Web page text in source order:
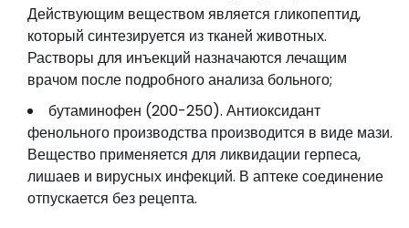
Действующим веществом является гликопептид,
который синтезируется из тканей животных.
Растворы для инъекций назначаются лечащим
врачом после подробного анализа больного;
бутаминофен (200-250). Антиоксидант
фенольного производства производится в виде мази.
Вещество применяется для ликвидации герпеса,
лишаев и вирусных инфекций. В аптеке соединение
отпускается без рецепта.